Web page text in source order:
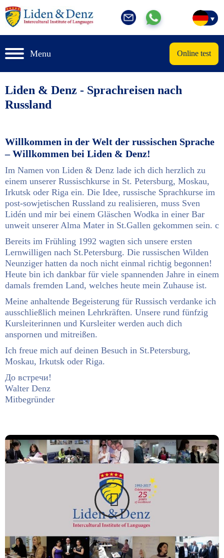
Menu Online test
Liden & Denz - Sprachreisen nach
Russland
Willkommen in der Welt der russischen Sprache
– Willkommen bei Liden & Denz!
Im Namen von Liden & Denz lade ich dich herzlich zu
einem unserer Russischkurse in St. Petersburg, Moskau,
Irkutsk oder Riga ein. Die Idee, russische Sprachkurse im
post-sowjetischen Russland zu realisieren, muss Sven
Lidén und mir bei einem Gläschen Wodka in einer Bar
unweit unserer Alma Mater in St.Gallen gekommen sein. с
Bereits im Frühling 1992 wagten sich unsere ersten
Lernwilligen nach St.Petersburg. Die russischen Wilden
Neunziger hatten da noch nicht einmal richtig begonnen!
Heute bin ich dankbar für viele spannenden Jahre in einem
damals fremden Land, welches heute mein Zuhause ist.
Meine anhaltende Begeisterung für Russisch verdanke ich
ausschließlich meinen Lehrkräften. Unsere rund fünfzig
Kursleiterinnen und Kursleiter werden auch dich
anspornen und mitreißen.
Ich freue mich auf deinen Besuch in St.Petersburg,
Moskau, Irkutsk oder Riga.
До встречи!
Walter Denz
Mitbegründer